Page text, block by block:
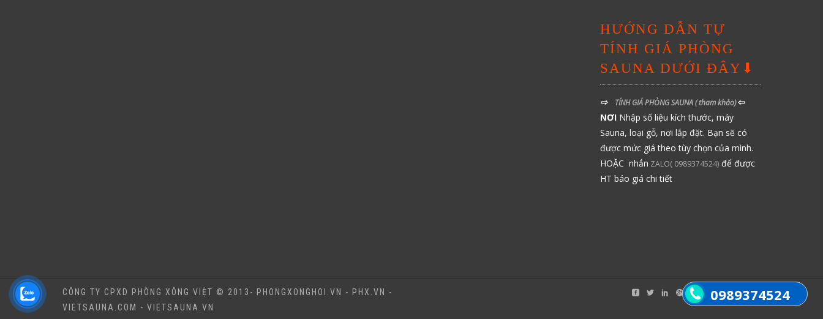
0989374524
HƯỚNG DẪN TỰ
TÍNH GIÁ PHÒNG
SAUNA DƯỚI ĐÂY⬇
⇨ TÍNH GIÁ PHÒNG SAUNA( tham khảo)⇦
NƠI Nhập số liệu kích thước, máy
Sauna, loại gỗ, nơi lắp đặt. Bạn sẽ có
được mức giá theo tùy chọn của mình.
HOẶC nhắn ZALO( 0989374524)để được
HT báo giá chi tiết
CÔNG TY CPXD PHÒNG XÔNG VIỆT © 2013- PHONGXONGHOI.VN - PHX.VN -
VIETSAUNA.COM - VIETSAUNA.VN